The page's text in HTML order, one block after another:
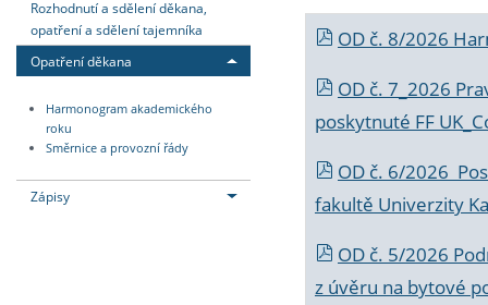
Rozhodnutí a sdělení děkana,
opatření a sdělení tajemníka
Opatření děkana
Harmonogram akademického
roku
Směrnice a provozní řády
Zápisy
OD č. 8/2026
OD č. 7_2026
poskytnuté FF
OD č. 6/2026
fakultě Univerzity
OD č. 5/2026
z úvěru na bytové